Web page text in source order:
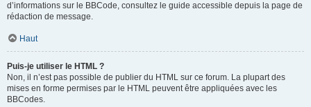
d’informations sur le BBCode, consultez le guide accessible depuis la page de
rédaction de message.
Haut
Puis-je utiliser le HTML ?
Non, il n’est pas possible de publier du HTML sur ce forum. La plupart des
mises en forme permises par le HTML peuvent être appliquées avec les
BBCodes.